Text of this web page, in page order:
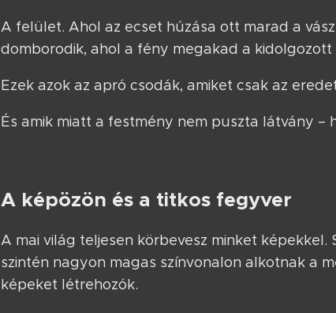
A felület. Ahol az ecset húzása ott marad a
domborodik, ahol a fény megakad a
Ezek azok az apró csodák, amiket csak az
És amik miatt a festmény nem puszta látvány –
A képözön és a titkos fegyver
A mai világ teljesen körbevesz minket
szintén nagyon magas színvonalon alkotnak a
képeket létrehozók.